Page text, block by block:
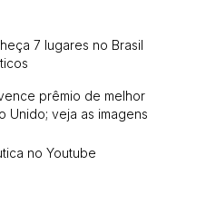
7 lugares no Brasil
prêmio de melhor
Unido; veja as imagens
no Youtube